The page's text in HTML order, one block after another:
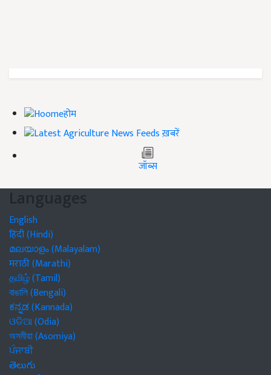
होम
ख़बरें
जॉब्स
Languages
English
हिंदी (Hindi)
മലയാളം (Malayalam)
मराठी (Marathi)
தமிழ் (Tamil)
বাঙালি (Bengali)
ಕನ್ನಡ (Kannada)
ଓଡିଆ (Odia)
অসমীয়া (Asomiya)
ਪੰਜਾਬੀ
తెలుగు